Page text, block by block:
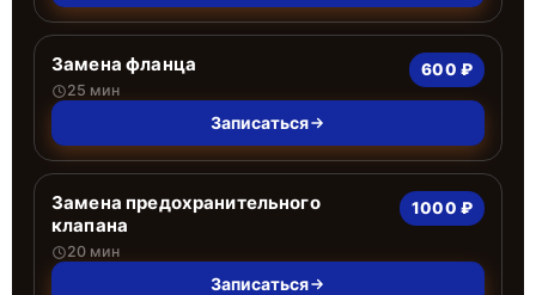
Замена фланца
25 мин
600 ₽
Записаться
Замена предохранительного
клапана
20 мин
1000 ₽
Записаться